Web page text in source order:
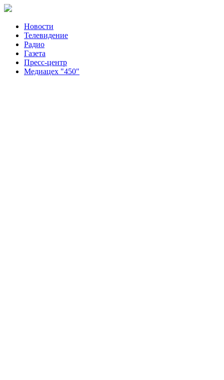
Новости
Телевидение
Радио
Газета
Пресс-центр
Медиацех "450"